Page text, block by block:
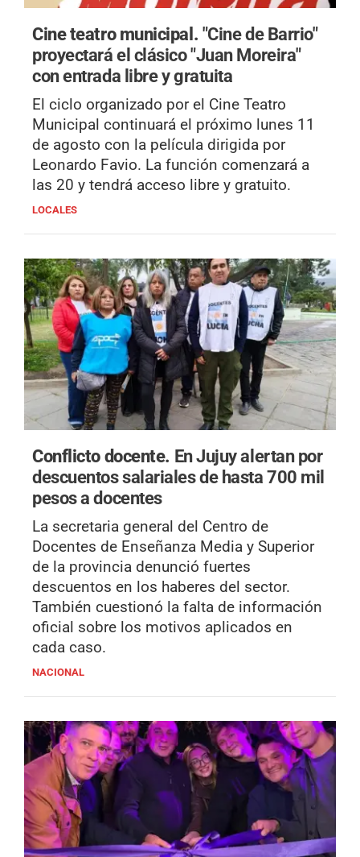
Cine teatro municipal. "Cine de Barrio"
proyectará el clásico "Juan Moreira"
con entrada libre y gratuita
El ciclo organizado por el Cine Teatro
Municipal continuará el próximo lunes 11
de agosto con la película dirigida por
Leonardo Favio. La función comenzará a
las 20 y tendrá acceso libre y gratuito.
LOCALES
Conflicto docente. En Jujuy alertan por
descuentos salariales de hasta 700 mil
pesos a docentes
La secretaria general del Centro de
Docentes de Enseñanza Media y Superior
de la provincia denunció fuertes
descuentos en los haberes del sector.
También cuestionó la falta de información
oficial sobre los motivos aplicados en
cada caso.
NACIONAL